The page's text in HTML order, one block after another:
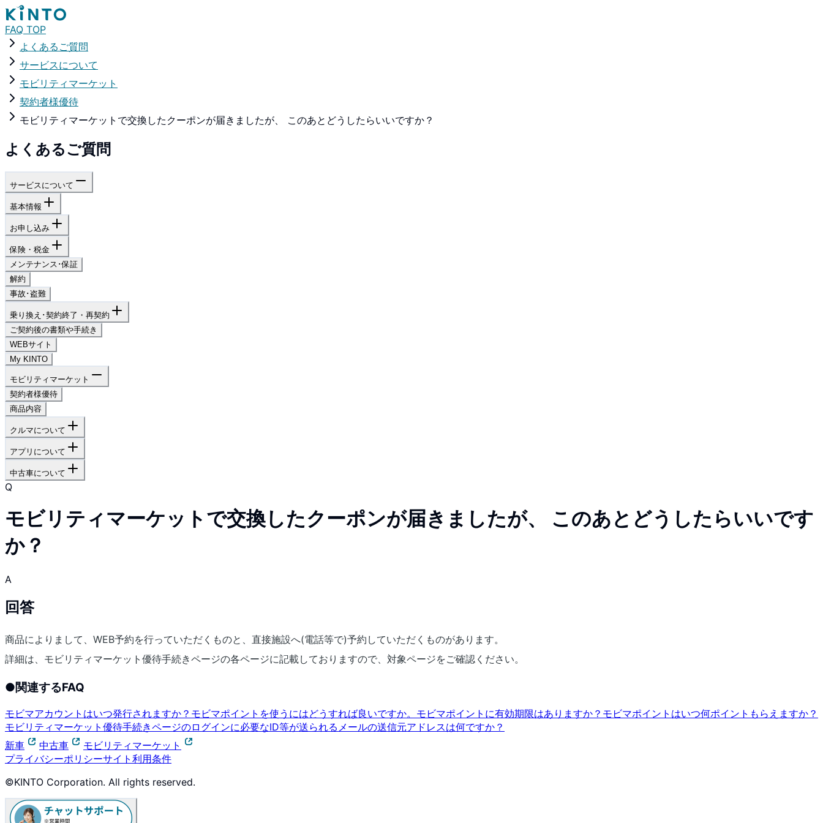
FAQ TOP
よくあるご質問
サービスについて
モビリティマーケット
契約者様優待
モビリティマーケットで交換したクーポンが届きましたが、 このあとどうしたらいいですか？
よくあるご質問
サービスについて
基本情報
お申し込み
保険・税金
メンテナンス･保証
解約
事故･盗難
乗り換え･契約終了・再契約
ご契約後の書類や手続き
WEBサイト
My KINTO
モビリティマーケット
契約者様優待
商品内容
クルマについて
アプリについて
中古車について
Q
モビリティマーケットで交換したクーポンが届きましたが、 このあとどうしたらいいです
か？
A
回答
商品によりまして、WEB予約を行っていただくものと、直接施設へ(電話等で)予約していただくものがあります。
詳細は、モビリティマーケット優待手続きページの各ページに記載しておりますので、対象ページをご確認ください。
●関連するFAQ
モビマアカウントはいつ発行されますか？ モビマポイントを使うにはどうすれば良いですか。 モビマポイントに有効期限はありますか？ モビマポイントはいつ何ポイントもらえますか？
モビリティマーケット優待手続きページのログインに必要なID等が送られるメールの送信元アドレスは何ですか？
新車
中古車
モビリティマーケット
プライバシーポリシーサイト利用条件
©KINTO Corporation. All rights reserved.